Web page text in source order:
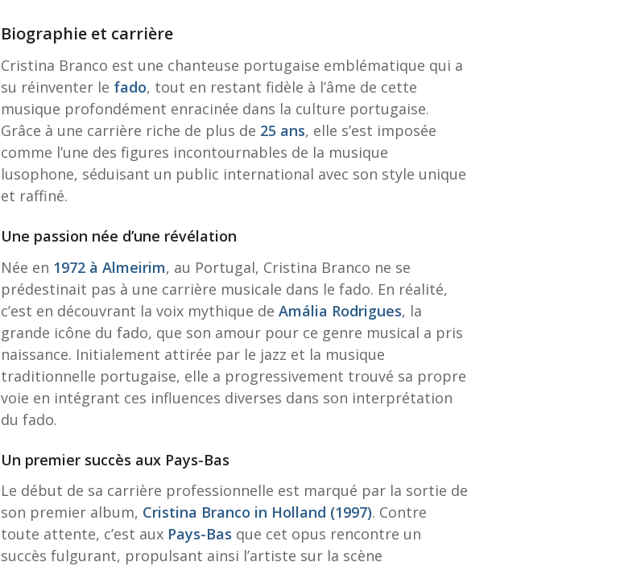
Biographie et carrière
Cristina Branco est une chanteuse portugaise emblématique qui a
su réinventer le fado, tout en restant fidèle à l’âme de cette
musique profondément enracinée dans la culture portugaise.
Grâce à une carrière riche de plus de 25 ans, elle s’est imposée
comme l’une des figures incontournables de la musique
lusophone, séduisant un public international avec son style unique
et raffiné.
Une passion née d’une révélation
Née en 1972 à Almeirim, au Portugal, Cristina Branco ne se
prédestinait pas à une carrière musicale dans le fado. En réalité,
c’est en découvrant la voix mythique deAmália Rodrigues, la
grande icône du fado, que son amour pour ce genre musical a pris
naissance. Initialement attirée par le jazz et la musique
traditionnelle portugaise, elle a progressivement trouvé sa propre
voie en intégrant ces influences diverses dans son interprétation
du fado.
Un premier succès aux Pays-Bas
Le début de sa carrière professionnelle est marqué par la sortie de
son premier album, Cristina Branco in Holland (1997). Contre
toute attente, c’est aux Pays-Bas que cet opus rencontre un
succès fulgurant, propulsant ainsi l’artiste sur la scène